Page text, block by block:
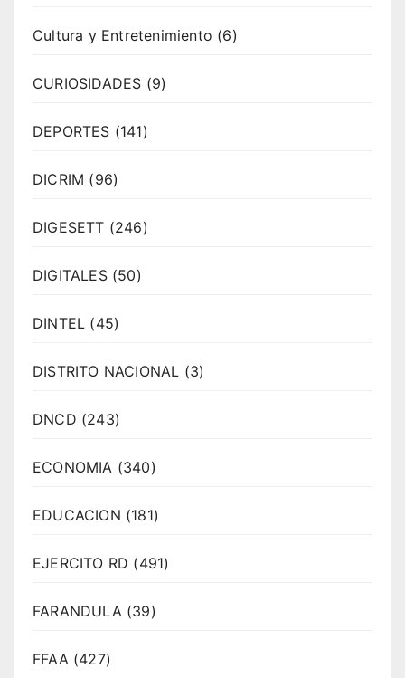
Cultura y Entretenimiento (6)
CURIOSIDADES (9)
DEPORTES (141)
DICRIM (96)
DIGESETT (246)
DIGITALES(50)
DINTEL (45)
DISTRITO NACIONAL (3)
DNCD (243)
ECONOMIA (340)
EDUCACION (181)
EJERCITO RD (491)
FARANDULA (39)
FFAA (427)